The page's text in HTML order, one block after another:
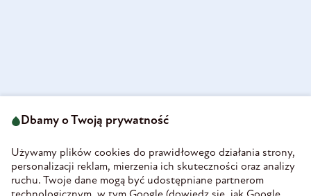
58-160 Świebodzice
REGON 890213034
INFORMACJE
Dbamy o Twoją prywatność
Używamy plików cookies do prawidłowego działania strony,
personalizacji reklam, mierzenia ich skuteczności oraz analizy
ruchu. Twoje dane mogą być udostępniane partnerom